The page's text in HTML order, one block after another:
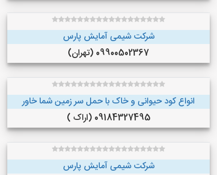
شرکت شیمی آمایش پارس
09900502367 (تهران)
انواع کود حیوانی و خاک با حمل سر زمین شما خاور
09184327495 (اراک )
شرکت شیمی آمایش پارس